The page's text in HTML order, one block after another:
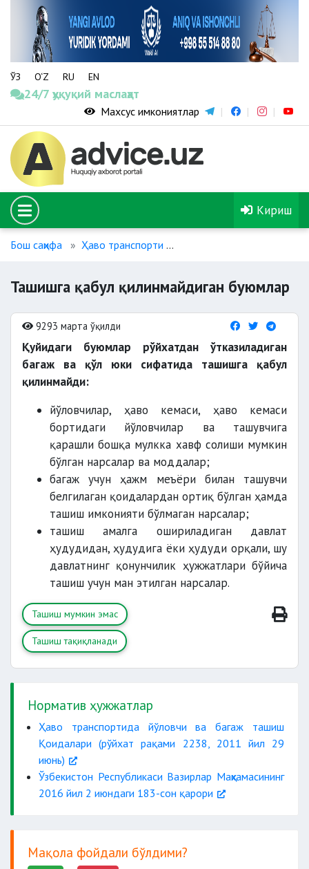
ЎЗ O‘Z RU EN
24/7 ҳуқуқий маслаҳат
Махсус имкониятлар
Кириш
Бош саҳифа Ҳаво транспорти
Ташишга қабул қилинмайдиган буюмлар
9293 марта ўқилди
Қуйидаги буюмлар рўйхатдан ўтказиладиган
багаж ва қўл юки сифатида ташишга қабул
қилинмайди:
йўловчилар, ҳаво кемаси, ҳаво кемаси
бортидаги йўловчилар ва ташувчига
қарашли бошқа мулкка хавф солиши мумкин
бўлган нарсалар ва моддалар;
багаж учун ҳажм меъёри билан ташувчи
белгилаган қоидалардан ортиқ бўлган ҳамда
ташиш имконияти бўлмаган нарсалар;
ташиш амалга ошириладиган давлат
ҳудудидан, ҳудудига ёки ҳудуди орқали, шу
давлатнинг қонунчилик ҳужжатлари бўйича
ташиш учун ман этилган нарсалар.
Ташиш мумкин эмас
Ташиш тақиқланади
Норматив ҳужжатлар
Ҳаво транспортида йўловчи ва багаж ташиш
Қоидалари (рўйхат рақами 2238, 2011 йил 29
июнь)
Ўзбекистон Республикаси Вазирлар Маҳкамасининг
2016 йил 2 июндаги 183-сон қарори
Мақола фойдали бўлдими?